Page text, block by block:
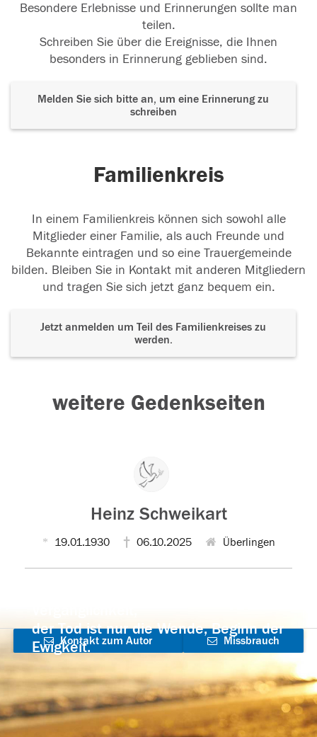
Besondere Erlebnisse und Erinnerungen sollte man
teilen.
Schreiben Sie über die Ereignisse, die Ihnen
besonders in Erinnerung geblieben sind.
Melden Sie sich bitte an, um eine Erinnerung zu
schreiben
Familienkreis
In einem Familienkreis können sich sowohl alle
Mitglieder einer Familie, als auch Freunde und
Bekannte eintragen und so eine Trauergemeinde
bilden. Bleiben Sie in Kontakt mit anderen Mitgliedern
und tragen Sie sich jetzt ganz bequem ein.
Jetzt anmelden um Teil des Familienkreises zu
werden.
weitere Gedenkseiten
Heinz Schweikart
19.01.1930 06.10.2025 Überlingen
der Tod ist nur die Wende, Beginn der
Ewigkeit.
Kontakt zum Autor
aufnehmen
Missbrauch